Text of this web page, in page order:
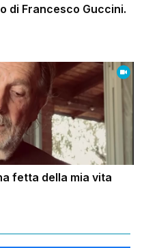
di Francesco Guccini.
fetta della mia vita